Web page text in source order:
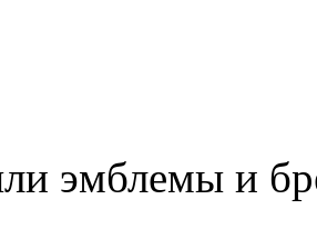
эмблемы и